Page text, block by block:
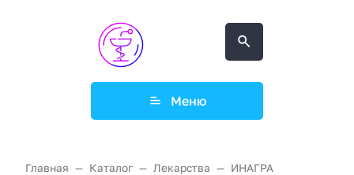
Меню
Главная Каталог Лекарства ИНАГРА